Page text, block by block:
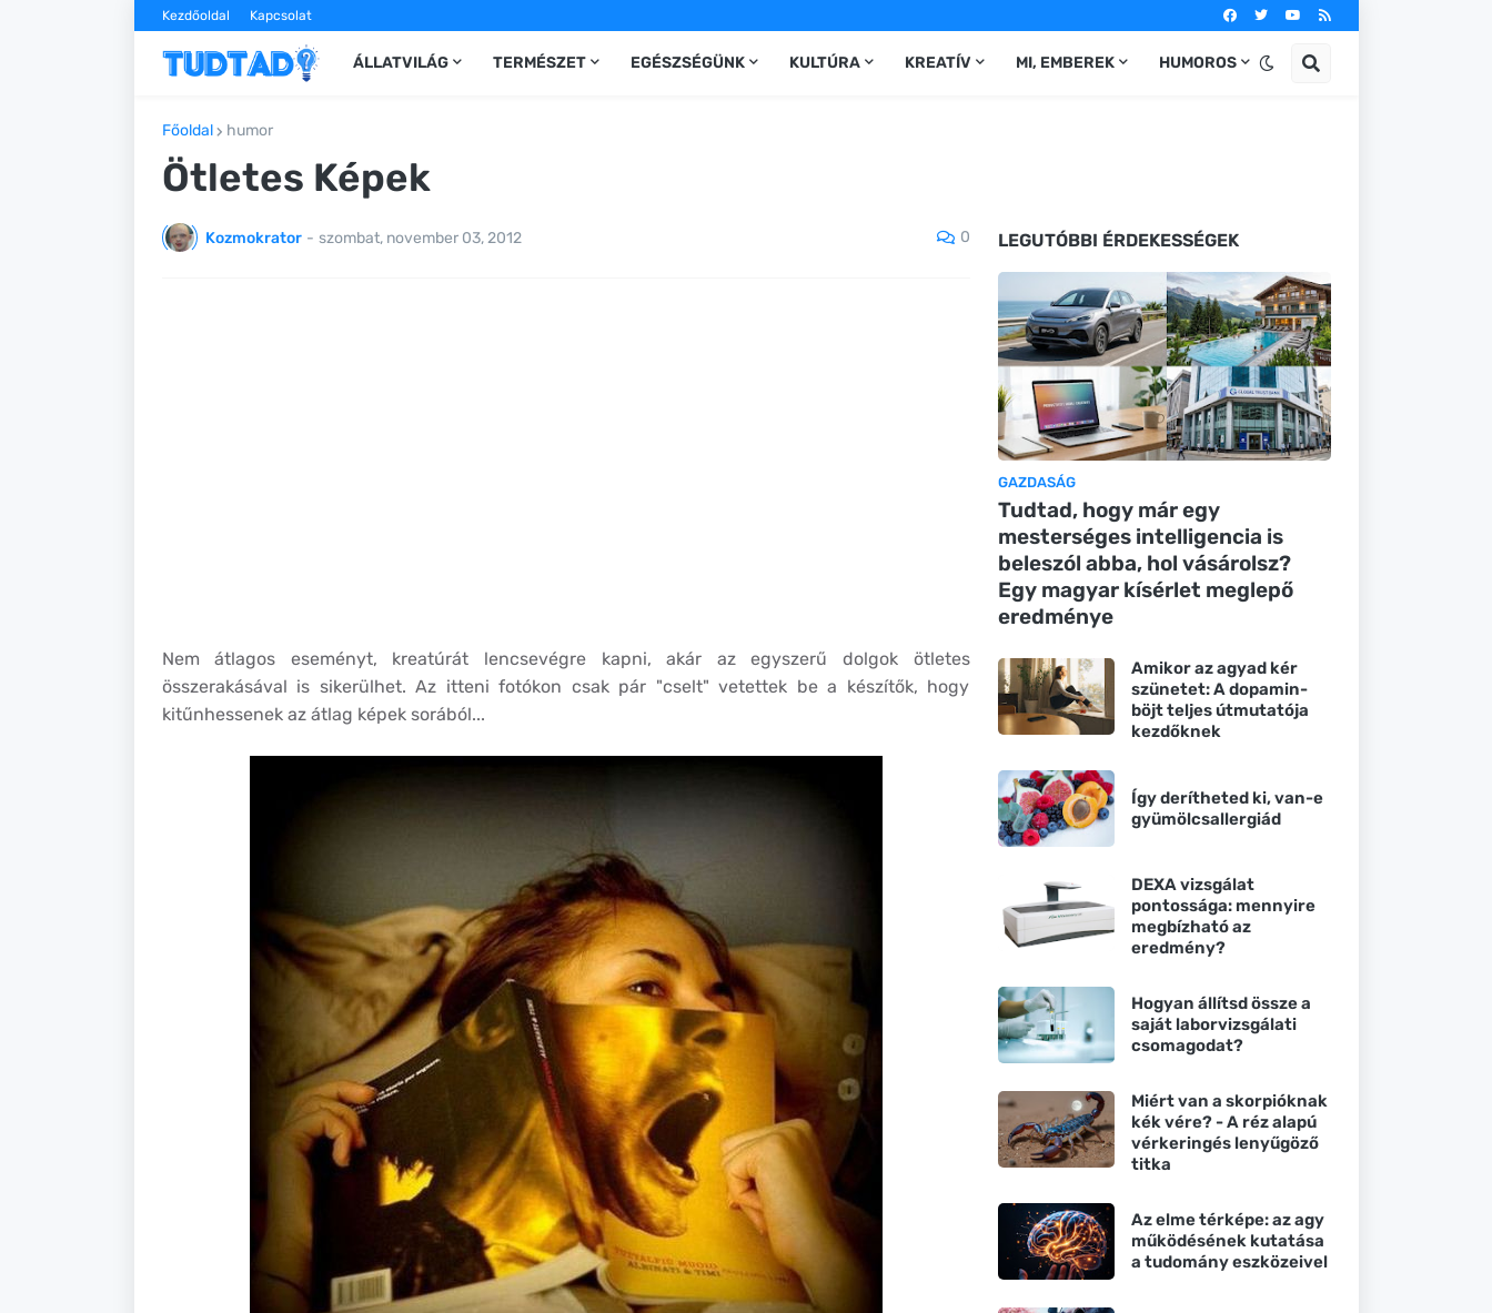
Kezdőoldal Kapcsolat
ÁLLATVILÁG TERMÉSZET EGÉSZSÉGÜNK KULTÚRA KREATÍV MI, EMBEREK HUMOROS
Főoldal humor
Ötletes Képek
Kozmokrator - szombat, november 03, 2012 0
Nem átlagos eseményt, kreatúrát lencsevégre kapni, akár az egyszerű dolgok ötletes
összerakásával is sikerülhet. Az itteni fotókon csak pár "cselt" vetettek be a készítők, hogy
kitűnhessenek az átlag képek sorából...
LEGUTÓBBI ÉRDEKESSÉGEK
GAZDASÁG
Tudtad, hogy már egy
mesterséges intelligencia is
beleszól abba, hol vásárolsz?
Egy magyar kísérlet meglepő
eredménye
Amikor az agyad kér
szünetet: A dopamin-
böjt teljes útmutatója
kezdőknek
Így derítheted ki, van-e
gyümölcsallergiád
DEXA vizsgálat
pontossága: mennyire
megbízható az
eredmény?
Hogyan állítsd össze a
saját laborvizsgálati
csomagodat?
Miért van a skorpióknak
kék vére? - A réz alapú
vérkeringés lenyűgöző
titka
Az elme térképe: az agy
működésének kutatása
a tudomány eszközeivel